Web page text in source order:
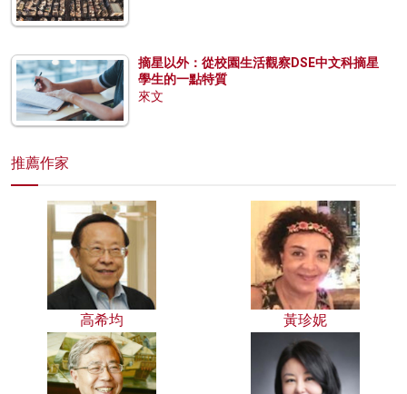
摘星以外：從校園生活觀察DSE中文科摘星
學生的一點特質
來文
推薦作家
高希均 黃珍妮